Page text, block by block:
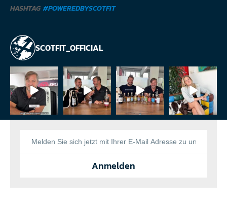
HASHTAG #POWEREDBYSCOTFIT
SCOTFIT_OFFICIAL
Anmelden